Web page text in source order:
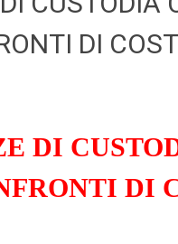
DI
DI
DI